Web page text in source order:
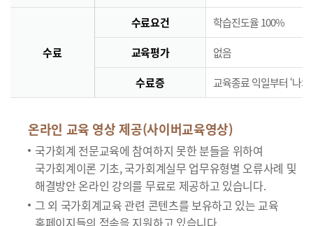
수료
수료요건 학습진도율 100%
교육평가 없음
수료증 교육종료 익일부터 ‘나
온라인 교육 영상 제공(사이버교육영상)
국가회계 전문교육에 참여하지 못한 분들을 위하여
국가회계이론 기초, 국가회계실무 업무유형별 오류사례 및
해결방안 온라인 강의를 무료로 제공하고 있습니다.
그 외 국가회계교육 관련 콘텐츠를 보유하고 있는 교육
홈페이지들의 접속을 지원하고 있습니다.